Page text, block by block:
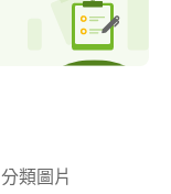
分類圖片